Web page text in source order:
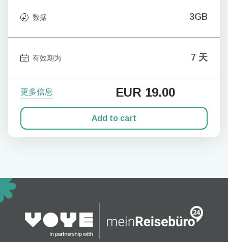
数据 3GB
有效期为 7 天
更多信息 EUR 19.00
Add to cart